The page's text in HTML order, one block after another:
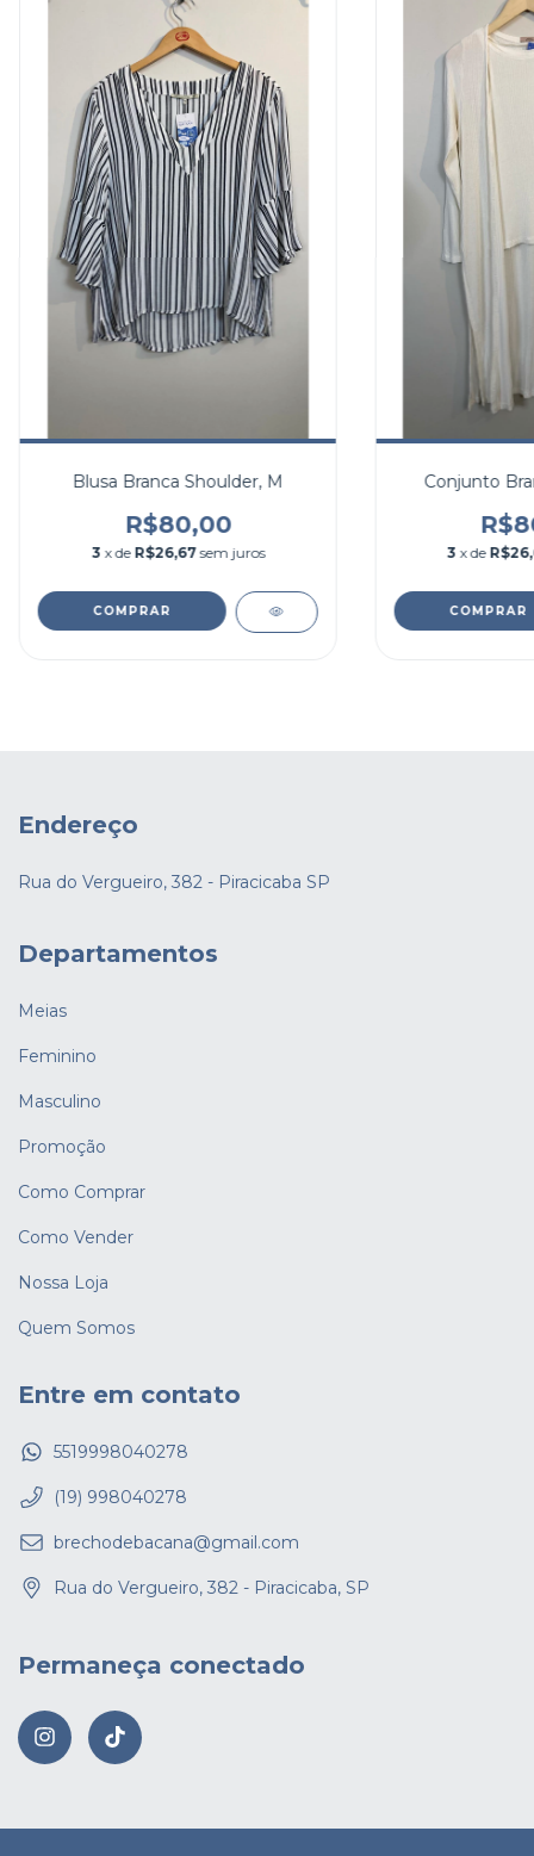
Blusa Branca Shoulder, M
R$80,00
3 x de R$26,67 sem juros
COMPRAR
Conjunto
3 x de
COMPRAR
Endereço
Rua do Vergueiro, 382 - Piracicaba SP
Departamentos
Meias
Feminino
Masculino
Promoção
Como Comprar
Como Vender
Nossa Loja
Quem Somos
Entre em contato
5519998040278
(19) 998040278
brechodebacana@gmail.com
Rua do Vergueiro, 382 - Piracicaba, SP
Permaneça conectado